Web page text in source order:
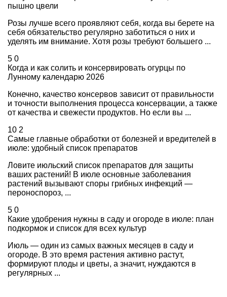
пышно цвели
Розы лучше всего проявляют себя, когда вы берете на
себя обязательство регулярно заботиться о них и
уделять им внимание. Хотя розы требуют большего ...
5 0
Когда и как солить и консервировать огурцы по
Лунному календарю 2026
Конечно, качество консервов зависит от правильности
и точности выполнения процесса консервации, а также
от качества и свежести продуктов. Но если вы ...
10 2
Самые главные обработки от болезней и вредителей в
июле: удобный список препаратов
Ловите июльский список препаратов для защиты
ваших растений! В июле основные заболевания
растений вызывают споры грибных инфекций —
пероноспороз, ...
5 0
Какие удобрения нужны в саду и огороде в июле: план
подкормок и список для всех культур
Июль — один из самых важных месяцев в саду и
огороде. В это время растения активно растут,
формируют плоды и цветы, а значит, нуждаются в
регулярных ...